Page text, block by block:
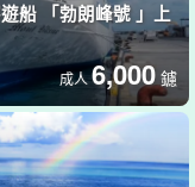
船 「勃朗峰號 」上
成人6,000 鑢